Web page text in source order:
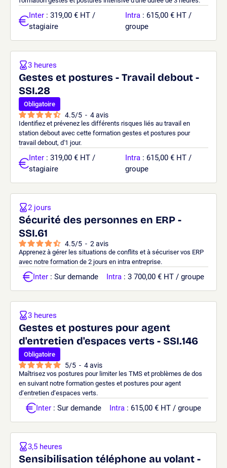
Inter : 319,00 € HT /
stagiaire
Intra : 615,00 € HT /
groupe
Gestes et postures - Travail debout -
SSI.28
Obligatoire
4.5/5 - 4avis
Identifiez et prévenez les différents risques liés au travail en
station debout avec cette formation gestes et postures pour
travail debout, d'1 jour.
3 heures
Inter : 319,00 € HT /
stagiaire
Intra : 615,00 € HT /
groupe
Sécurité des personnes en ERP -
SSI.61
4.5/5 - 2 avis
Apprenez à gérer les situations de conflits et à sécuriser vos ERP
avec notre formation de 2 jours en intra entreprise.
2 jours
Inter : Sur demande Intra : 3 700,00 € HT / groupe
Gestes et postures pour agent
d'entretien d'espaces verts - SSI.146
Obligatoire
5/5 - 4avis
Maîtrisez vos postures pour limiter les TMS et problèmes de dos
en suivant notre formation gestes et postures pour agent
d‘entretien d‘espaces verts.
3 heures
Inter : Sur demande Intra : 615,00 € HT / groupe
Sensibilisation téléphone au volant -
3,5 heures